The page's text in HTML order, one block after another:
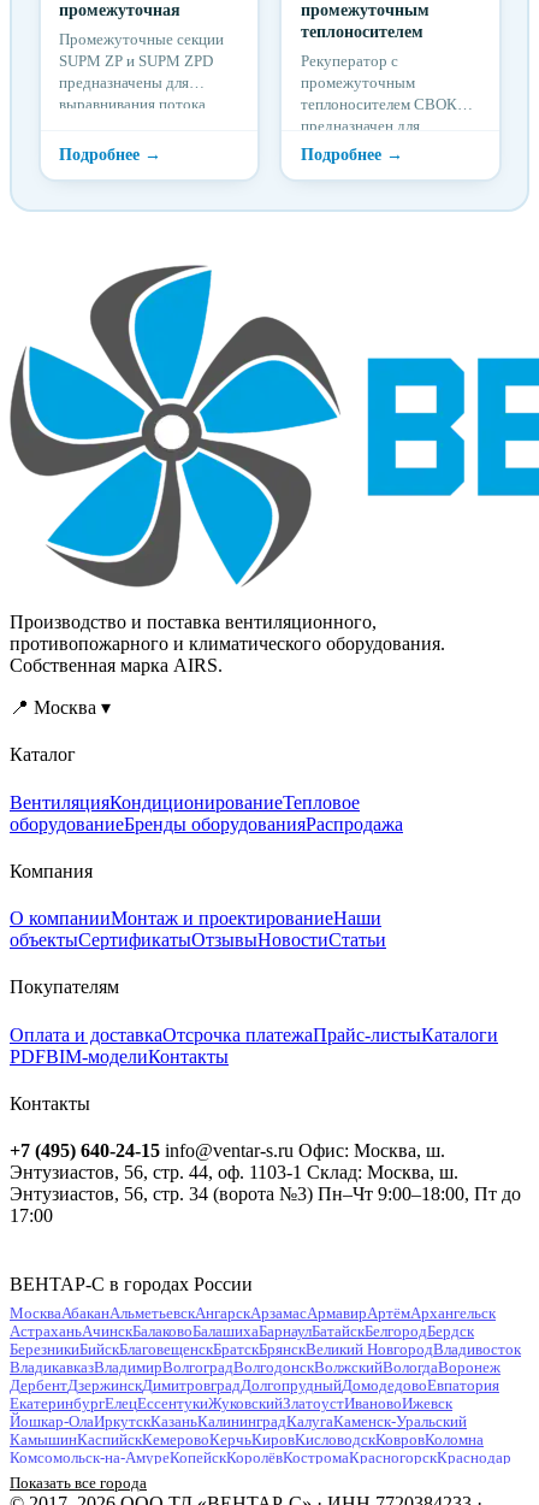
промежуточная
Промежуточные секции
SUPM ZP и SUPM ZPD
предназначены для
выравнивания потока
использования в качестве
сервисной секции.
промежуточным
теплоносителем
Рекуператор с
промежуточным
теплоносителем СВОК
предназначен для
утилизации тепловой
энергии вытяжного
вентиляции и
Производство и поставка вентиляционного,
противопожарного и климатического оборудования.
Собственная марка AIRS.
📍 Москва ▾
Каталог
ВентиляцияКондиционированиеТепловое
оборудованиеБренды оборудованияРаспродажа
Компания
О компанииМонтаж и проектированиеНаши
объектыСертификатыОтзывыНовостиСтатьи
Покупателям
Оплата и доставкаОтсрочка платежаПрайс-листыКаталоги
PDFBIM-моделиКонтакты
Контакты
+7 (495) 640-24-15 info@ventar-s.ru Офис: Москва, ш.
Энтузиастов, 56, стр. 44, оф. 1103-1 Склад: Москва, ш.
Энтузиастов, 56, стр. 34 (ворота №3) Пн–Чт 9:00–18:00, Пт до
17:00
ВЕНТАР-С в городах России
МоскваАбаканАльметьевскАнгарскАрзамасАрмавирАртёмАрхангельск
АстраханьАчинскБалаковоБалашихаБарнаулБатайскБелгородБердск
БерезникиБийскБлаговещенскБратскБрянскВеликий НовгородВладивосток
ВладикавказВладимирВолгоградВолгодонскВолжскийВологдаВоронеж
ДербентДзержинскДимитровградДолгопрудныйДомодедовоЕвпатория
ЕкатеринбургЕлецЕссентукиЖуковскийЗлатоустИвановоИжевск
Йошкар-ОлаИркутскКазаньКалининградКалугаКаменск-Уральский
КамышинКаспийскКемеровоКерчьКировКисловодскКовровКоломна
Комсомольск-на-АмуреКопейскКоролёвКостромаКрасногорскКраснодар
Красноярск
МахачкалаМиассМурманск МуромМытищи Набережные ЧелныНальчик
Показать все города